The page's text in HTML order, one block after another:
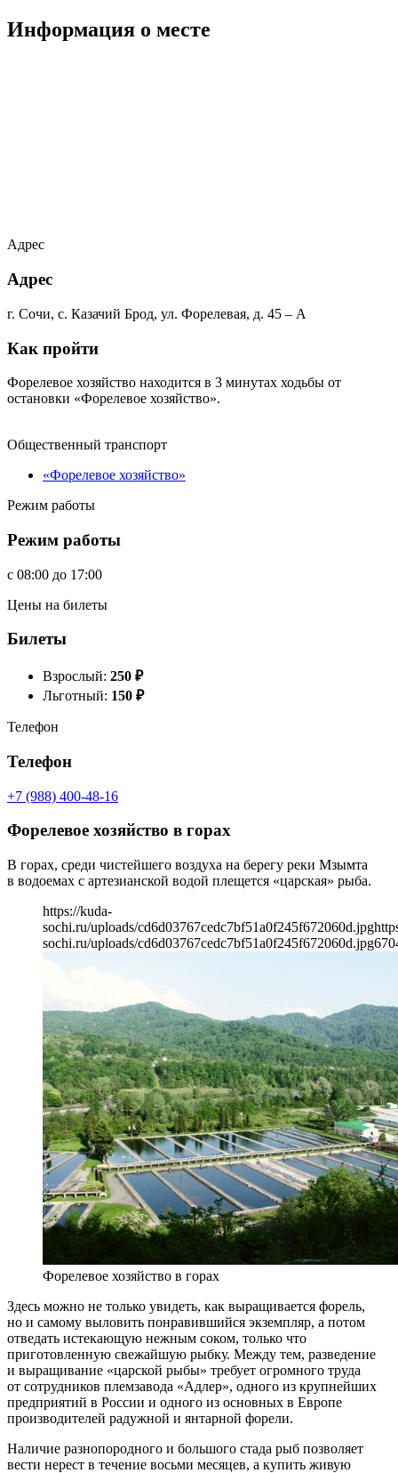
Информация о месте
Адрес
Адрес
г. Сочи, с. Казачий Брод, ул. Форелевая, д. 45 – А
Как пройти
Форелевое хозяйство находится в 3 минутах ходьбы от
остановки «Форелевое хозяйство».
Общественный транспорт
«Форелевое хозяйство»
Режим работы
Режим работы
c 08:00 до 17:00
Цены на билеты
Билеты
Взрослый: 250 ₽
Льготный: 150 ₽
Телефон
Телефон
+7 (988) 400-48-16
Форелевое хозяйство в горах
В горах, среди чистейшего воздуха на берегу реки Мзымта
в водоемах с артезианской водой плещется «царская» рыба.
https://kuda-
sochi.ru/uploads/cd6d03767cedc7bf51a0f245f672060d.jpg
sochi.ru/uploads/cd6d03767cedc7bf51a0f245f672060d.jpg670
Форелевое хозяйство в горах
Здесь можно не только увидеть, как выращивается форель,
но и самому выловить понравившийся экземпляр, а потом
отведать истекающую нежным соком, только что
приготовленную свежайшую рыбку. Между тем, разведение
и выращивание «царской рыбы» требует огромного труда
от сотрудников племзавода «Адлер», одного из крупнейших
предприятий в России и одного из основных в Европе
производителей радужной и янтарной форели.
Наличие разнопородного и большого стада рыб позволяет
вести нерест в течение восьми месяцев, а купить живую